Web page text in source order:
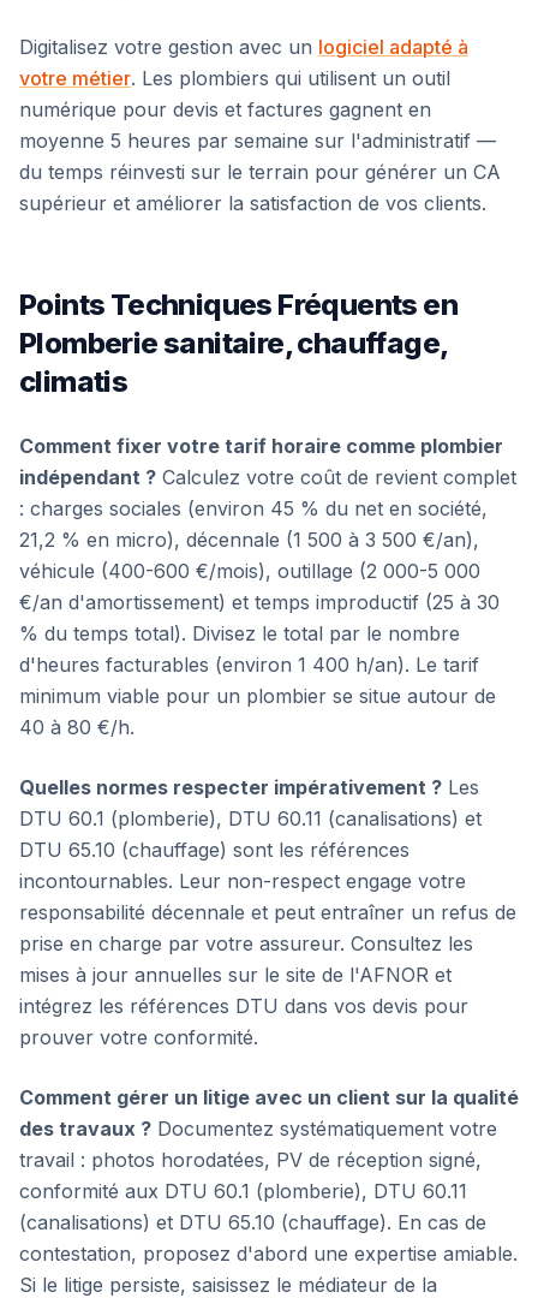
Digitalisez votre gestion avec un logiciel adapté à
votre métier. Les plombiers qui utilisent un outil
numérique pour devis et factures gagnent en
moyenne 5 heures par semaine sur l'administratif —
du temps réinvesti sur le terrain pour générer un CA
supérieur et améliorer la satisfaction de vos clients.
Points Techniques Fréquents en
Plomberie sanitaire, chauffage,
climatis
Comment fixer votre tarif horaire comme plombier
indépendant ? Calculez votre coût de revient complet
: charges sociales (environ 45 % du net en société,
21,2 % en micro), décennale (1 500 à 3 500 €/an),
véhicule (400-600 €/mois), outillage (2 000-5 000
€/an d'amortissement) et temps improductif (25 à 30
% du temps total). Divisez le total par le nombre
d'heures facturables (environ 1 400 h/an). Le tarif
minimum viable pour un plombier se situe autour de
40 à 80 €/h.
Quelles normes respecter impérativement ? Les
DTU 60.1 (plomberie), DTU 60.11 (canalisations) et
DTU 65.10 (chauffage) sont les références
incontournables. Leur non-respect engage votre
responsabilité décennale et peut entraîner un refus de
prise en charge par votre assureur. Consultez les
mises à jour annuelles sur le site de l'AFNOR et
intégrez les références DTU dans vos devis pour
prouver votre conformité.
Comment gérer un litige avec un client sur la qualité
des travaux ? Documentez systématiquement votre
travail : photos horodatées, PV de réception signé,
conformité aux DTU 60.1 (plomberie), DTU 60.11
(canalisations) et DTU 65.10 (chauffage). En cas de
contestation, proposez d'abord une expertise amiable.
Si le litige persiste, saisissez le médiateur de la